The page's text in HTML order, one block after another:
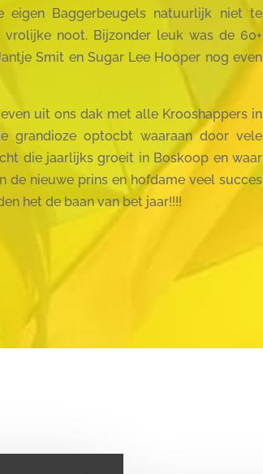
eigen Baggerbeugels natuurlijk niet te
noot. Bijzonder leuk was de 60+
Smit en Sugar Lee Hooper nog even
uit ons dak met alle Krooshappers in
grandioze optocbt waaraan door vele
die jaarlijks groeit in Boskoop en waar
de nieuwe prins en hofdame veel succes
het de baan van bet jaar!!!!